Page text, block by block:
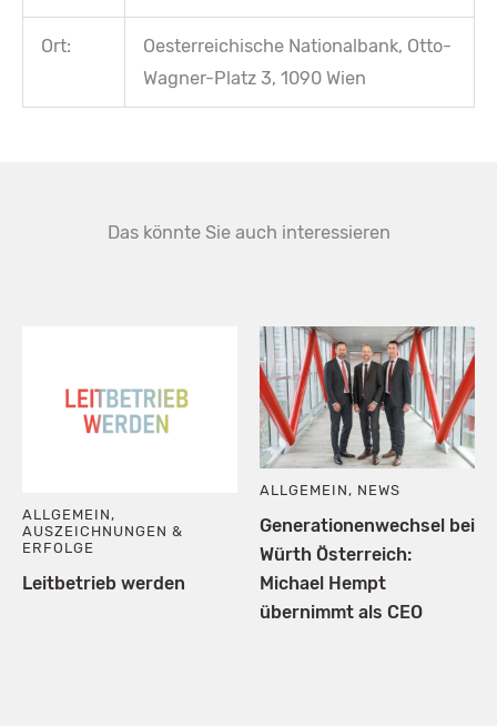
Ort:
Oesterreichische Nationalbank, Otto-
Wagner-Platz 3, 1090 Wien
Das könnte Sie auch interessieren
ALLGEMEIN ,
AUSZEICHNUNGEN &
ERFOLGE
Leitbetrieb werden
ALLGEMEIN, NEWS
Generationenwechsel bei
Würth Österreich:
Michael Hempt
übernimmt als CEO